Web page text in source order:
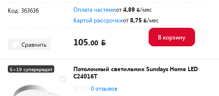
Код: 363636 Оплата частямиот4,89
/мес
Картой рассрочкиот8,75 /мес
Сравнить 105.00
В корзину
5+19 суперкредит
Потолочный светильник Sundays Home LED
C24016T
0 отзывов